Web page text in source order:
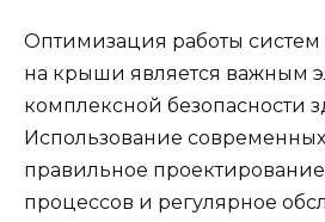
Оптимизация работы систем
на крыши является важным
комплексной безопасности
Использование
правильное
процессов и регулярное